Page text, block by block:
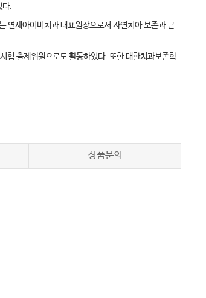
다.
연세아이비치과 대표원장으로서 자연치아 보존과 근
험 출제위원으로도 활동하였다. 또한 대한치과보존학
상품문의